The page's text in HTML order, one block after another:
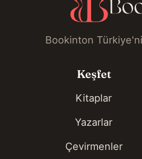
Bookinton
Keşfet
Kitaplar
Yazarlar
Çevirmenler